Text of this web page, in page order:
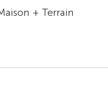
+ Terrain